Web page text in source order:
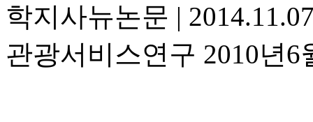
학지사뉴논문 |
관광서비스연구 2010년